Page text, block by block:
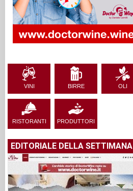
VINI BIRRE OLI
RISTORANTI PRODUTTORI
EDITORIALE DELLA SETTIMANA